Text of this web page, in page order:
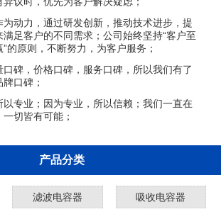
为动力，通过研发创新，推动技术进步，提
满足客户的不同需求；公司始终坚持“客户至
的原则，不断努力，为客户服务；
口碑，价格口碑，服务口碑，所以我们有了
口碑；
以专业；因为专业，所以信赖；我们一直在
切皆有可能；
产品分类
滤波电容器 吸收电容器